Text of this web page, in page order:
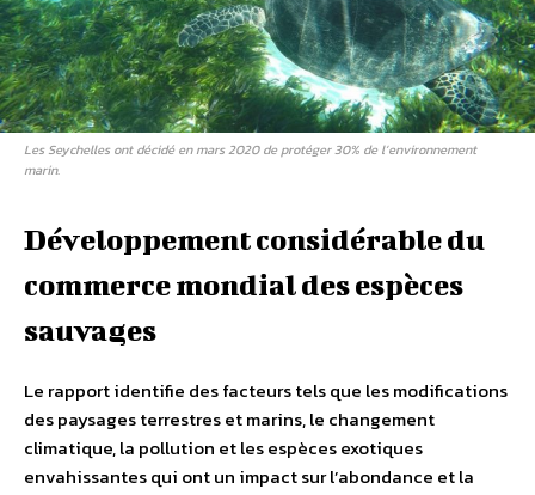
Les Seychelles ont décidé en mars 2020 de protéger 30% de l’environnement
marin.
Développement considérable du
commerce mondial des espèces
sauvages
Le rapport identifie des facteurs tels que les modifications
des paysages terrestres et marins, le changement
climatique, la pollution et les espèces exotiques
envahissantes qui ont un impact sur l’abondance et la